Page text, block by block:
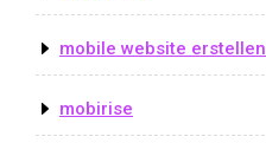
mobile website erstellen
mobirise